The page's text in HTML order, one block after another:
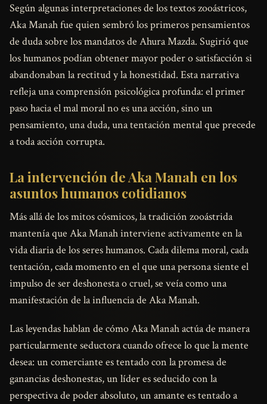
Según algunas interpretaciones de los textos zooástricos,
Aka Manah fue quien sembró los primeros pensamientos
de duda sobre los mandatos de Ahura Mazda. Sugirió que
los humanos podían obtener mayor poder o satisfacción si
abandonaban la rectitud y la honestidad. Esta narrativa
refleja una comprensión psicológica profunda: el primer
paso hacia el mal moral no es una acción, sino un
pensamiento, una duda, una tentación mental que precede
a toda acción corrupta.
La intervención de Aka Manah en los
asuntos humanos cotidianos
Más allá de los mitos cósmicos, la tradición zooástrida
mantenía que Aka Manah interviene activamente en la
vida diaria de los seres humanos. Cada dilema moral, cada
tentación, cada momento en el que una persona siente el
impulso de ser deshonesta o cruel, se veía como una
manifestación de la influencia de Aka Manah.
Las leyendas hablan de cómo Aka Manah actúa de manera
particularmente seductora cuando ofrece lo que la mente
desea: un comerciante es tentado con la promesa de
ganancias deshonestas, un líder es seducido con la
perspectiva de poder absoluto, un amante es tentado a